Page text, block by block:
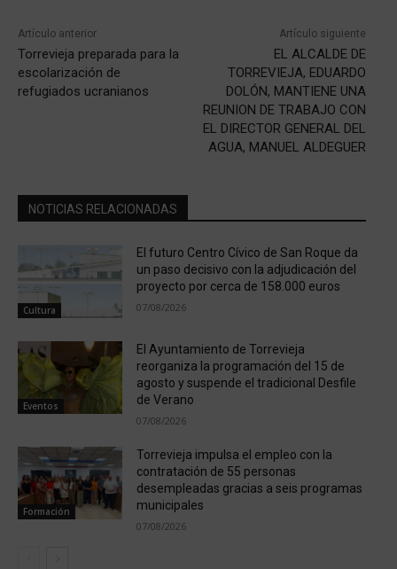
Artículo anterior
Torrevieja preparada para la
escolarización de
refugiados ucranianos
Artículo siguiente
EL ALCALDE DE
TORREVIEJA, EDUARDO
DOLÓN, MANTIENE UNA
REUNION DE TRABAJO CON
EL DIRECTOR GENERAL DEL
AGUA, MANUEL ALDEGUER
NOTICIAS RELACIONADAS
Cultura
El futuro Centro Cívico de San Roque da
un paso decisivo con la adjudicación del
proyecto por cerca de 158.000 euros
07/08/2026
Eventos
El Ayuntamiento de Torrevieja
reorganiza la programación del 15 de
agosto y suspende el tradicional Desfile
de Verano
07/08/2026
Formación
Torrevieja impulsa el empleo con la
contratación de 55 personas
desempleadas gracias a seis programas
municipales
07/08/2026